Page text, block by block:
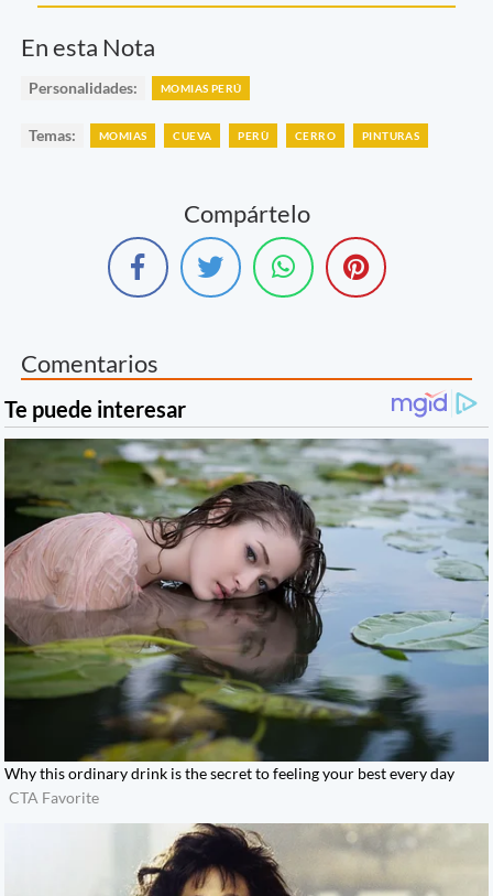
En esta Nota
Personalidades: MOMIAS PERÚ
Temas: MOMIAS CUEVA PERÙ CERRO PINTURAS
Compártelo
Comentarios